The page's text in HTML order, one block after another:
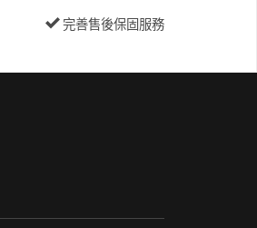
完善售後保固服務